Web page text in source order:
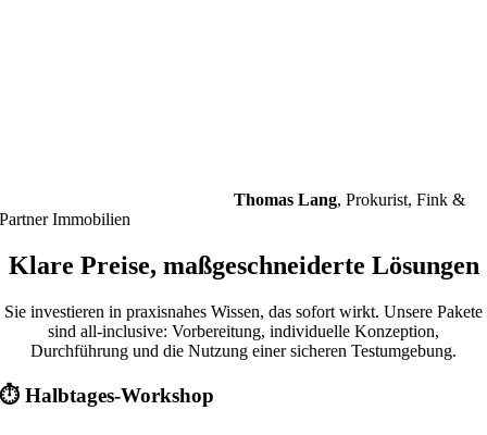
Thomas Lang,Prokurist, Fink &
Partner Immobilien
Klare Preise, maßgeschneiderte Lösungen
Sie investieren in praxisnahes Wissen, das sofort wirkt. Unsere Pakete
sind all-inclusive: Vorbereitung, individuelle Konzeption,
Durchführung und die Nutzung einer sicheren Testumgebung.
⏱ Halbtages-Workshop